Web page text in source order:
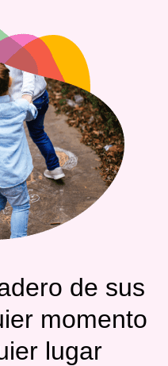
de sus
momento
lugar